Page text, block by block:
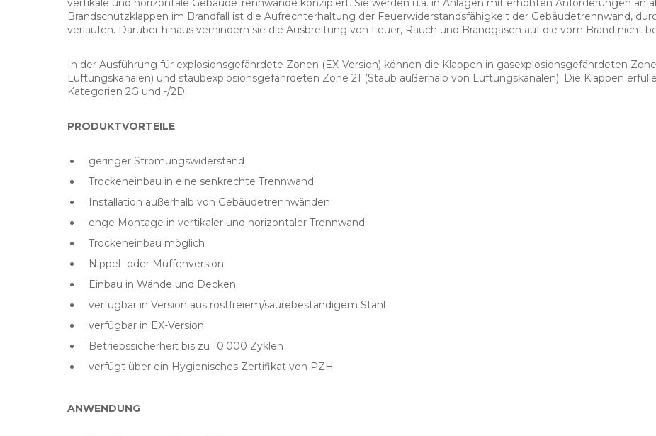
vertikale und horizontale Gebäudetrennwände konzipiert. Sie werden u.a. in Anlagen mit erhöhten Anforderungen an
Brandschutzklappen im Brandfall ist die Aufrechterhaltung der Feuerwiderstandsfähigkeit der Gebäudetrennwand,
verlaufen. Darüber hinaus verhindern sie die Ausbreitung von Feuer, Rauch und Brandgasen auf die vom Brand nicht
In der Ausführung für explosionsgefährdete Zonen (EX-Version) können die Klappen in gasexplosionsgefährdeten
Lüftungskanälen) und staubexplosionsgefährdeten Zone 21 (Staub außerhalb von Lüftungskanälen). Die Klappen
Kategorien 2G und -/2D.
PRODUKTVORTEILE
geringer Strömungswiderstand
Trockeneinbau in eine senkrechte Trennwand
Installation außerhalb von Gebäudetrennwänden
enge Montage in vertikaler und horizontaler Trennwand
Trockeneinbau möglich
Nippel- oder Muffenversion
Einbau in Wände und Decken
verfügbar in Version aus rostfreiem/säurebeständigem Stahl
verfügbar in EX-Version
Betriebssicherheit bis zu 10.000 Zyklen
verfügt über ein Hygienisches Zertifikat von PZH
ANWENDUNG